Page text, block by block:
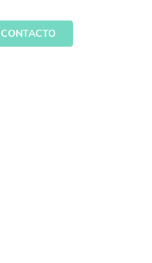
CONTACTO